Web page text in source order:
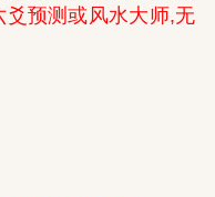
预测或风水大师,无